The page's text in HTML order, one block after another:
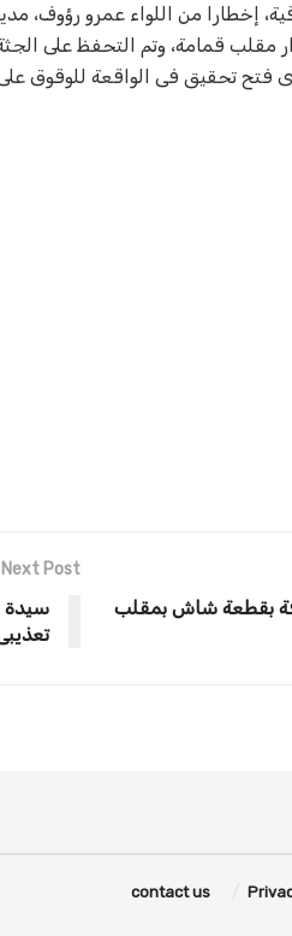
إخطارا من اللواء عمرو رؤوف،
مقلب قمامة، وتم التحفظ على
فتح تحقيق فى الواقعة للوقوق
بقطعة شاش بمقلب
Next Post
سيدة
contact us